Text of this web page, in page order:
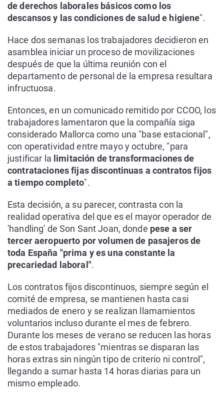
de derechos laborales básicos como los
descansos y las condiciones de salud e higiene".
Hace dos semanas los trabajadores decidieron en
asamblea iniciar un proceso de movilizaciones
después de que la última reunión con el
departamento de personal de la empresa resultara
infructuosa.
Entonces, en un comunicado remitido por CCOO, los
trabajadores lamentaron que la compañía siga
considerado Mallorca como una "base estacional",
con operatividad entre mayo y octubre, "para
justificar la limitación de transformaciones de
contrataciones fijas discontinuas a contratos fijos
a tiempo completo".
Esta decisión, a su parecer, contrasta con la
realidad operativa del que es el mayor operador de
'handling' de Son Sant Joan, donde pese a ser
tercer aeropuerto por volumen de pasajeros de
toda España "prima y es una constante la
precariedad laboral".
Los contratos fijos discontinuos, siempre según el
comité de empresa, se mantienen hasta casi
mediados de enero y se realizan llamamientos
voluntarios incluso durante el mes de febrero.
Durante los meses de verano se reducen las horas
de estos trabajadores "mientras se disparan las
horas extras sin ningún tipo de criterio ni control",
llegando a sumar hasta 14 horas diarias para un
mismo empleado.